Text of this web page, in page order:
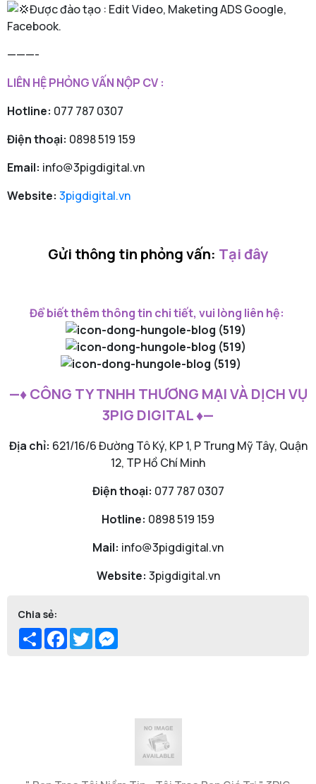
Được đào tạo : Edit Video, Maketing ADS Google,
Facebook.
———-
LIÊN HỆ PHỎNG VẤN NỘP CV :
Hotline: 077 787 0307
Điện thoại: 0898 519 159
Email: info@3pigdigital.vn
Website: 3pigdigital.vn
Gửi thông tin phỏng vấn: Tại đây
Để biết thêm thông tin chi tiết, vui lòng liên hệ:
—♦ CÔNG TY TNHH THƯƠNG MẠI VÀ DỊCH VỤ
3PIG DIGITAL ♦—
Địa chỉ: 621/16/6 Đường Tô Ký, KP 1, P Trung Mỹ Tây, Quận
12, TP Hồ Chí Minh
Điện thoại: 077 787 0307
Hotline: 0898 519 159
Mail: info@3pigdigital.vn
Website: 3pigdigital.vn
Chia sẻ:
Share Facebook
Twitter